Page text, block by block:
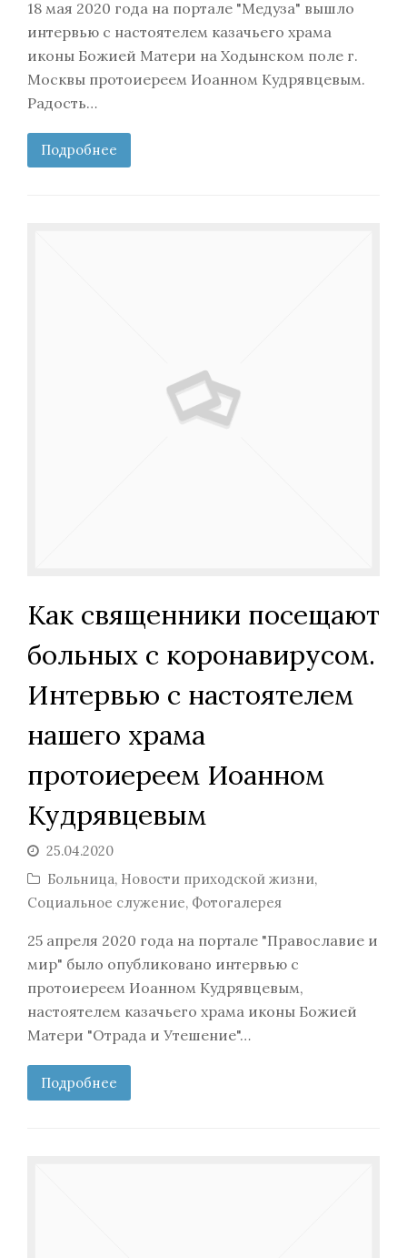
18 мая 2020 года на портале "Медуза" вышло
интервью с настоятелем казачьего храма
иконы Божией Матери на Ходынском поле г.
Москвы протоиереем Иоанном Кудрявцевым.
Радость…
Подробнее
Как священники посещают
больных с коронавирусом.
Интервью с настоятелем
нашего храма
протоиереем Иоанном
Кудрявцевым
25.04.2020
Больница, Новости приходской жизни,
Социальное служение, Фотогалерея
25 апреля 2020 года на портале "Православие и
мир" было опубликовано интервью с
протоиереем Иоанном Кудрявцевым,
настоятелем казачьего храма иконы Божией
Матери "Отрада и Утешение"…
Подробнее